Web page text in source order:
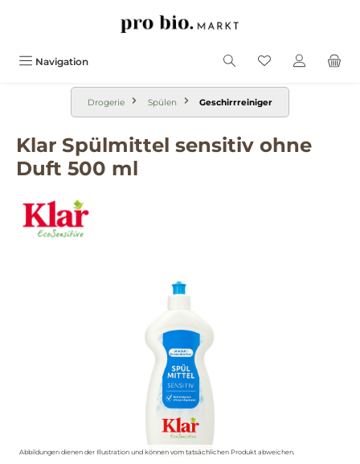
Navigation
Drogerie Spülen Geschirrreiniger
Klar Spülmittel sensitiv ohne
Duft 500 ml
Abbildungen dienen der Illustration und können vom tatsächlichen Produkt abweichen.